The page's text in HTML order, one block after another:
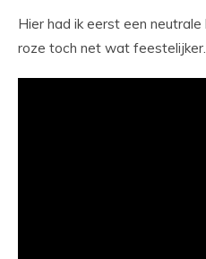
Hier had ik eerst een
roze toch net wat feestelijker.